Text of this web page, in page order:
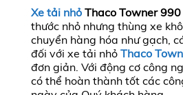
Xe tải nhỏ Thaco Towner
thước nhỏ nhưng thùng xe
chuyển hàng hóa như gạch,
đối với xe tải nhỏ Thaco
đơn giản. Với động cơ công
có thể hoàn thành tốt các